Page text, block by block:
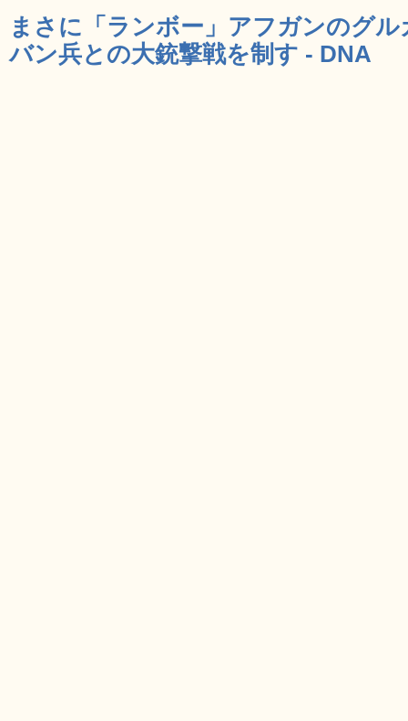
まさに「ランボー」アフガンのグ
バン兵との大銃撃戦を制す - DNA